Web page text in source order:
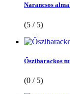
Narancsos
(5 / 5)
Őszibarackos
(0 / 5)